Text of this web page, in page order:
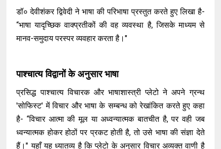
डॉ० देवीशंकर द्विवेदी ने भाषा की परिभाषा प्रस्तुत करते हुए लिखा है-
“भाषा यादृच्छिक वाक्प्रतीकों की वह व्यवस्था है, जिसके माध्यम से
मानव-समुदाय परस्पर व्यवहार करता है।"
पाश्चात्य विद्वानों के अनुसार भाषा
प्रसिद्ध पाश्चात्य विचारक और भाषाशास्त्री प्लेटो ने अपने ग्रन्थ
'सोफिस्ट' में विचार और भाषा के सम्बन्ध को रेखांकित करते हुए कहा
है- “विचार आत्मा की मूल या अध्वन्यात्मक बातचीत है, पर वही जब
ध्वन्यात्मक होकर होठों पर प्रकट होती है, तो उसे भाषा की संज्ञा देते
हैं।" यहाँ यह ध्यातव्य है कि प्लेटो के अनुसार विचार अव्यक्त वाणी है